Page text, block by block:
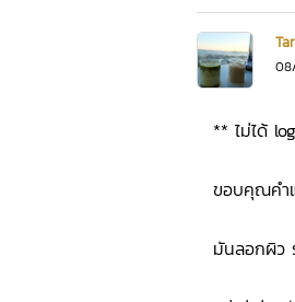
** ไม่ได้
ขอบคุณคำ
มันลอกผิว